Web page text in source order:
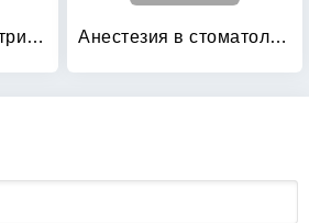
Анестезия в педиатрии: Пособие для врачей Анестезия в стоматологии